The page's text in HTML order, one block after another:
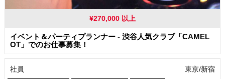
¥270,000 以上
イベント＆パーティプランナー - 渋谷人気クラブ「CAMEL
OT」でのお仕事募集！
社員 東京/新宿